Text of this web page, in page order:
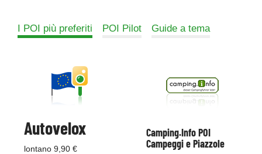
I POI più preferiti POI Pilot Guide a tema
Autovelox
lontano 9,90 €
Camping.Info POI
Campeggi e Piazzole